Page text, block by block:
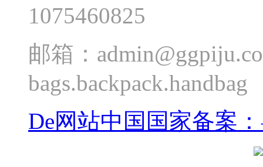
1075460825
邮箱：
bags.backpack.handbag
De网站中国国家备案